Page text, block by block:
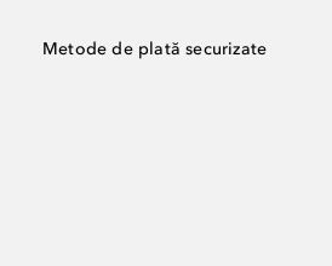
Metode de plată securizate